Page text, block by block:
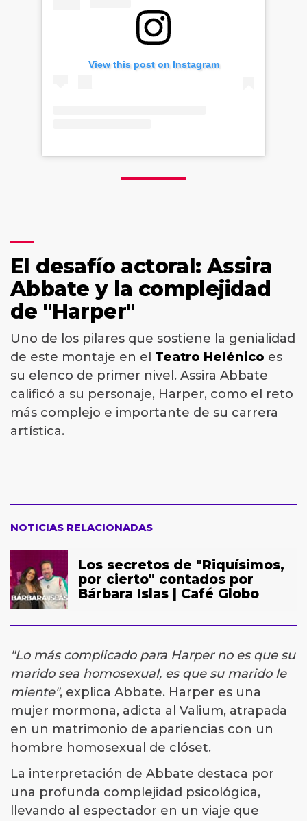
View this post on Instagram
El desafío actoral: Assira
Abbate y la complejidad
de "Harper"
Uno de los pilares que sostiene la genialidad
de este montaje en el Teatro Helénico es
su elenco de primer nivel. Assira Abbate
calificó a su personaje, Harper, como el reto
más complejo e importante de su carrera
artística.
NOTICIAS RELACIONADAS
Los secretos de "Riquísimos,
por cierto" contados por
Bárbara Islas | Café Globo
"Lo más complicado para Harper no es que su
marido sea homosexual, es que su marido le
miente", explica Abbate. Harper es una
mujer mormona, adicta al Valium, atrapada
en un matrimonio de apariencias con un
hombre homosexual de clóset.
La interpretación de Abbate destaca por
una profunda complejidad psicológica,
llevando al espectador en un viaje que